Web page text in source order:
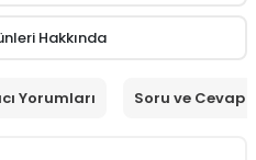
Hakkında
Yorumları Soru ve Cevap